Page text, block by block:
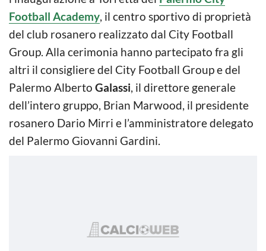
Football Academy, il centro sportivo di proprietà
del club rosanero realizzato dal City Football
Group. Alla cerimonia hanno partecipato fra gli
altri il consigliere del City Football Group e del
Palermo Alberto Galassi, il direttore generale
dell’intero gruppo, Brian Marwood, il presidente
rosanero Dario Mirri e l’amministratore delegato
del Palermo Giovanni Gardini.